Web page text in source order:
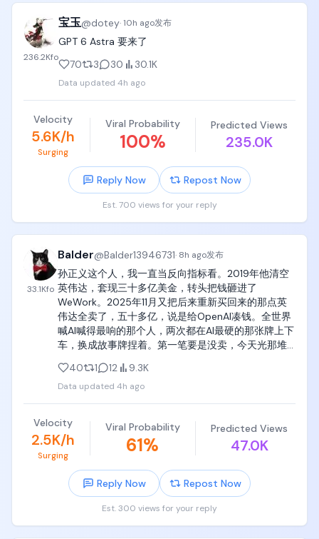
后滑脱，她身体保持侧向顺重力直坠入泳池，砸起大
片水花。管道在她落下后仍在原位持续自转。
台词：「あーっ！」（啊——！）
解说：「落ちた！丸太に回されたー！」（掉下去
音效：豪爽的入水声、观众的惊呼。
[00:28-00:30] 镜头8：水面反应收尾（Water-level
Close-up，Static）
镜头：水面高度正面特写，机位静止，优先表现脸
动作：她从水里探出脸和肩膀，湿发一缕缕贴在脸颊
上，抹了一把脸，看向终点方向皱起眉，双手拍了一
下水面。
台词：「悔しい！」（好懊恼！）
动作：视线转回镜头，皱着的眉松开，转成害羞的
笑，肩膀缩了一下。背景里黄色管道仍在慢慢转。
音效：全场大欢呼和掌声推到最高点。
【音响】
全片薄铺一层日本大型综艺特别节目风格的快节奏游
戏秀BGM。观众欢呼、掌声、笑声、起跳蜂鸣器、滑
轮滑行声、转盘和电机的低频转动声、浮块入水声、
湿墙面摩擦声、湿乙烯基摩擦声、水滴声、入水声，
各自与对应动作同步。解说和挑战者说自然清晰的日
语，除指定说话者外不让任何人出声，台词与口型同
步。台词期间BGM和欢呼自然压低，不盖过人声，不
236.2Kfo
宝玉@dotey·10h ago发布
GPT 6 Astra 要来了
70
3 30 30.1K
Data updated 4h ago
Velocity
5.6K/h
Surging
Viral Probability
100%
Predicted Views
235.0K
Reply Now Repost Now
Est. 700 views for your reply
33.1Kfo
Balder@Balder13946731· 8h ago发布
孙正义这个人，我一直当反向指标看。2019年他清空
英伟达，套现三十多亿美金，转头把钱砸进了
WeWork。2025年11月又把后来重新买回来的那点英
伟达全卖了，五十多亿，说是给OpenAI凑钱。全世界
喊AI喊得最响的那个人，两次都在AI最硬的那张牌上下
车，换成故事牌捏着。第一笔要是没卖，今天光那堆
没有，钱是拿住的人赚的——这课他学了两遍，还在
学。
40 1 12 9.3K
Data updated 4h ago
Velocity
2.5K/h
Surging
Viral Probability
61%
Predicted Views
47.0K
Reply Now Repost Now
Est. 300 views for your reply